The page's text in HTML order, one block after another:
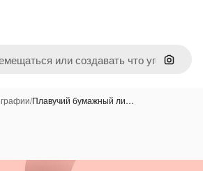
Поиск
/Плавучий бумажный ли…